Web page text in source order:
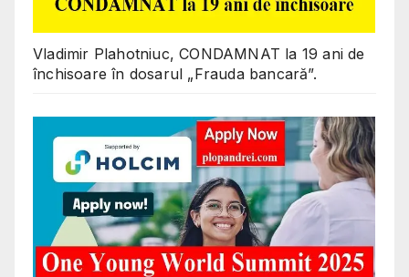
Vladimir Plahotniuc, CONDAMNAT la 19 ani de
închisoare în dosarul „Frauda bancară”.